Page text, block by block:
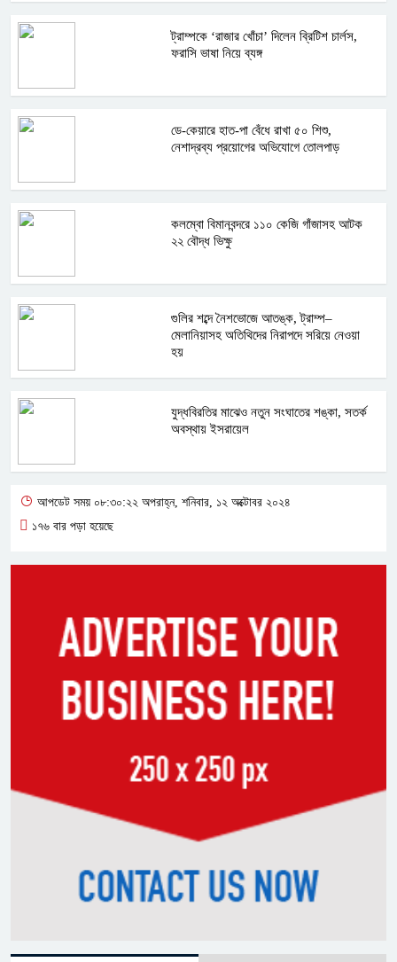
ট্রাম্পকে ‘রাজার খোঁচা’ দিলেন ব্রিটিশ চার্লস,
ফরাসি ভাষা নিয়ে ব্যঙ্গ
ডে-কেয়ারে হাত-পা বেঁধে রাখা ৫০ শিশু,
নেশাদ্রব্য প্রয়োগের অভিযোগে তোলপাড়
কলম্বো বিমানবন্দরে ১১০ কেজি গাঁজাসহ আটক
২২ বৌদ্ধ ভিক্ষু
গুলির শব্দে নৈশভোজে আতঙ্ক, ট্রাম্প–
মেলানিয়াসহ অতিথিদের নিরাপদে সরিয়ে নেওয়া
হয়
যুদ্ধবিরতির মাঝেও নতুন সংঘাতের শঙ্কা, সতর্ক
অবস্থায় ইসরায়েল
আপডেট সময় ০৮:৩০:২২ অপরাহ্ন, শনিবার, ১২ অক্টোবর ২০২৪
১৭৬ বার পড়া হয়েছে